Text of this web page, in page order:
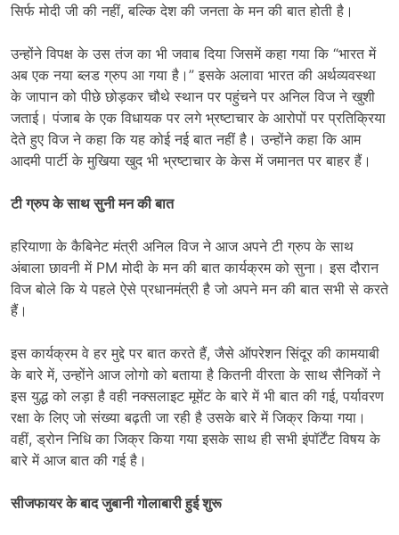
सिर्फ मोदी जी की नहीं, बल्कि देश की जनता के मन की बात होती है।
उन्होंने विपक्ष के उस तंज का भी जवाब दिया जिसमें कहा गया कि “भारत में
अब एक नया ब्लड ग्रुप आ गया है।” इसके अलावा भारत की अर्थव्यवस्था
के जापान को पीछे छोड़कर चौथे स्थान पर पहुंचने पर अनिल विज ने खुशी
जताई। पंजाब के एक विधायक पर लगे भ्रष्टाचार के आरोपों पर प्रतिक्रिया
देते हुए विज ने कहा कि यह कोई नई बात नहीं है। उन्होंने कहा कि आम
आदमी पार्टी के मुखिया खुद भी भ्रष्टाचार के केस में जमानत पर बाहर हैं।
टी ग्रुप के साथ सुनी मन की बात
हरियाणा के कैबिनेट मंत्री अनिल विज ने आज अपने टी ग्रुप के साथ
अंबाला छावनी में PM मोदी के मन की बात कार्यक्रम को सुना। इस दौरान
विज बोले कि ये पहले ऐसे प्रधानमंत्री है जो अपने मन की बात सभी से करते
हैं।
इस कार्यक्रम वे हर मुद्दे पर बात करते हैं, जैसे ऑपरेशन सिंदूर की कामयाबी
के बारे में, उन्होंने आज लोगो को बताया है कितनी वीरता के साथ सैनिकों ने
इस युद्ध को लड़ा है वही नक्सलाइट मूमेंट के बारे में भी बात की गई, पर्यावरण
रक्षा के लिए जो संख्या बढ़ती जा रही है उसके बारे में जिक्र किया गया।
वहीं, ड्रोन निधि का जिक्र किया गया इसके साथ ही सभी इंपॉर्टेंट विषय के
बारे में आज बात की गई है।
सीजफायर के बाद जुबानी गोलाबारी हुई शुरू